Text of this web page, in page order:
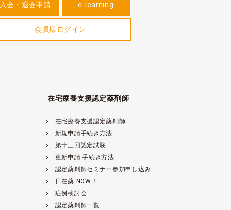
入会・退会申請 e-learning
会員様ログイン
在宅療養支援認定薬剤師
navigate_next 在宅療養支援認定薬剤師
navigate_next 新規申請手続き方法
navigate_next 第十三回認定試験
navigate_next 更新申請 手続き方法
navigate_next 認定薬剤師セミナー参加申し込み
navigate_next 日在薬 NOW！
navigate_next 症例検討会
navigate_next 認定薬剤師一覧